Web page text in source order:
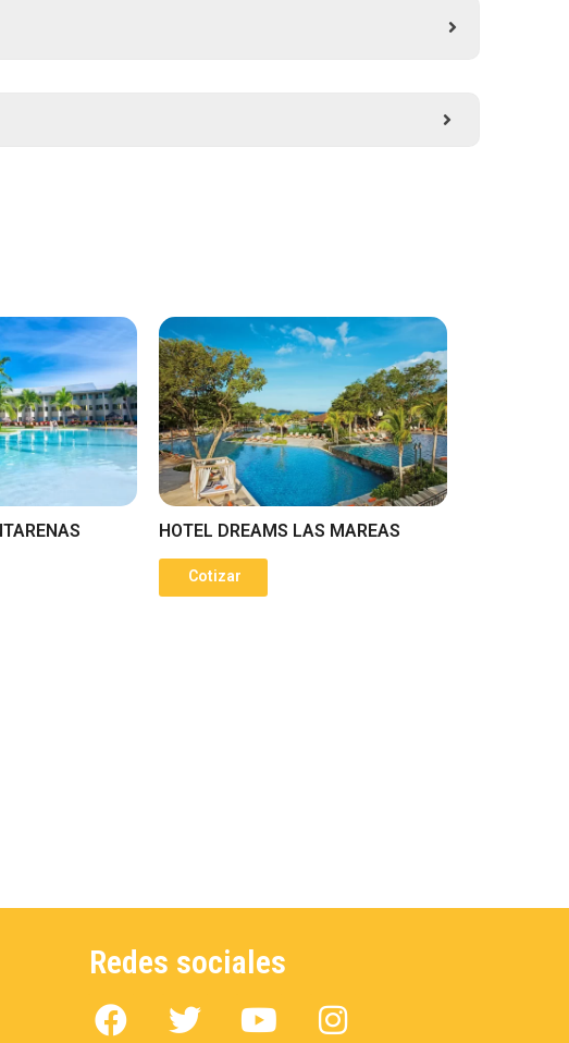
HOTEL DREAMS LAS MAREAS
Cotizar
Redes sociales